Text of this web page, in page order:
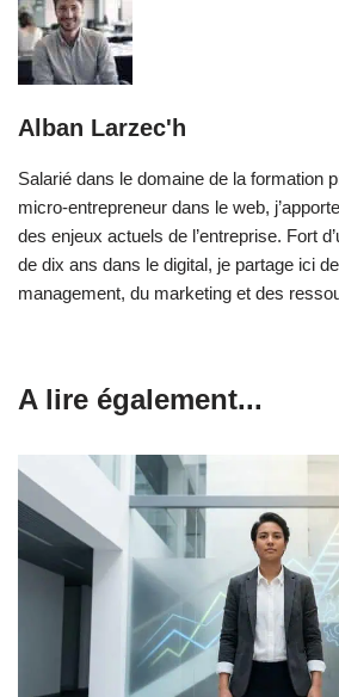
Alban Larzec'h
Salarié dans le domaine de la formation
micro-entrepreneur dans le web,
des enjeux actuels de l’entreprise. Fort
de dix ans dans le digital, je partage ici
management, du marketing et des
A lire également...